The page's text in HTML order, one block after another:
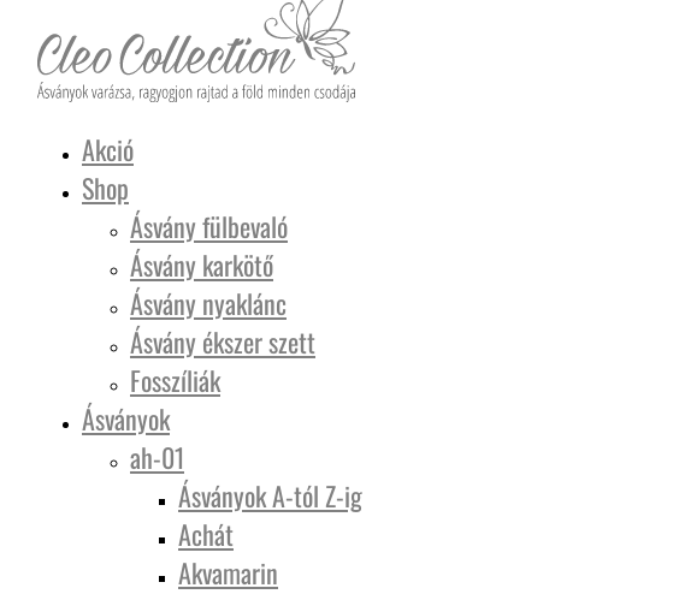
Akció
Shop
Ásvány fülbevaló
Ásvány karkötő
Ásvány nyaklánc
Ásvány ékszer szett
Fosszíliák
Ásványok
ah-01
Ásványok A-tól Z-ig
Achát
Akvamarin